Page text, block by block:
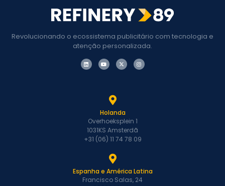
Revolucionando o ecossistema publicitário com tecnologia e
atenção personalizada.
Holanda
Overhoeksplein 1
1031KS Amsterdã
+31 (06) 11 74 78 09
Espanha e América Latina
Francisco Salas, 24